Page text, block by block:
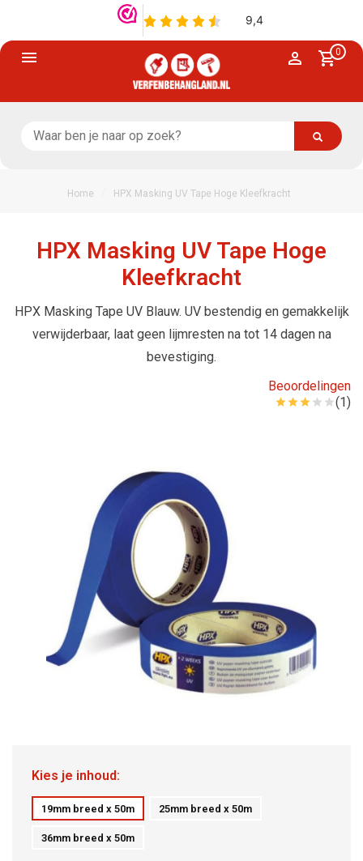
0
Home HPX Masking UV Tape Hoge Kleefkracht
HPX Masking UV Tape Hoge
Kleefkracht
HPX Masking Tape UV Blauw. UV bestendig en gemakkelijk
verwijderbaar, laat geen lijmresten na tot 14 dagen na
bevestiging.
Beoordelingen
(1)
Kies je inhoud:
19mm breed x 50m 25mm breed x 50m
36mm breed x 50m